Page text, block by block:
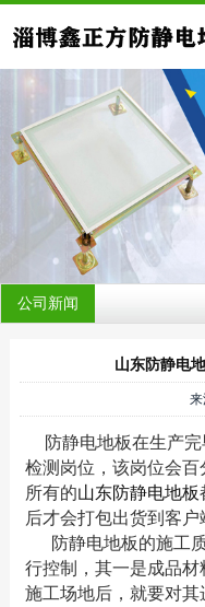
公司新闻
山东防静电
防静电地板在生产
检测岗位，该岗位会
所有的山东防静电地板
后才会打包出货到客户
防静电地板的施工质
行控制，其一是成品材
施工场地后，就要对